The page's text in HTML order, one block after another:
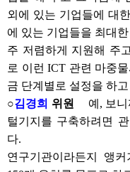
외에 있는 기업들에 대
에 있는 기업들을 최대
주 저렴하게 지원해 주
로 이런 ICT 관련 마중
금 단계별로 설정을 하
○김경희 위원
예, 보
털기지를 구축하려면
다.
연구기관이라든지 앵